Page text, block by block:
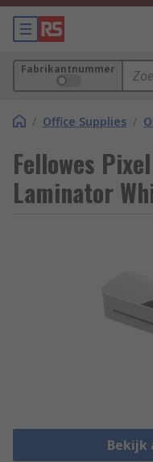
Fabrikantnummer
/ Office Supplies /
Fellowes
Laminator
Bekijk